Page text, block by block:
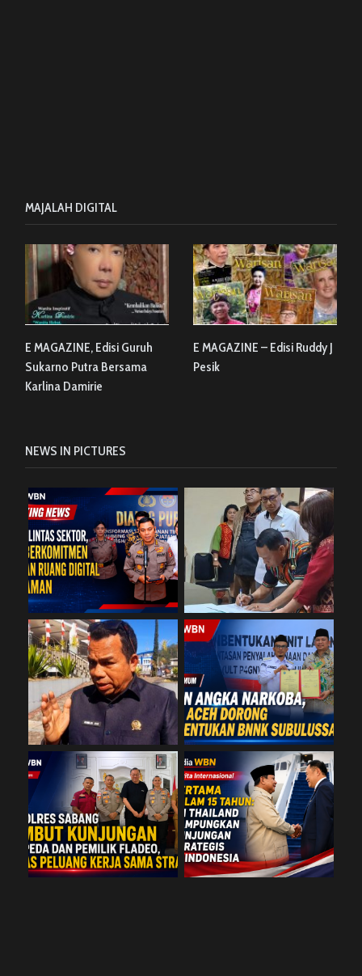
MAJALAH DIGITAL
E MAGAZINE, Edisi Guruh
Sukarno Putra Bersama
Karlina Damirie
E MAGAZINE – Edisi Ruddy J
Pesik
NEWS IN PICTURES